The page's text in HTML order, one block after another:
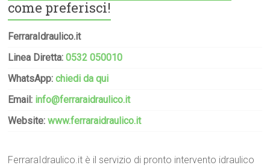
come preferisci!
FerraraIdraulico.it
Linea Diretta:0532 050010
WhatsApp:chiedi da qui
Email: info@ferraraidraulico.it
Website:www.ferraraidraulico.it
FerraraIdraulico.it è il servizio di pronto intervento idraulico